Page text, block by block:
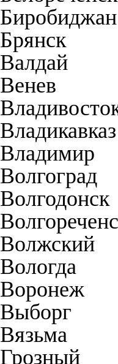
Биробиджан
Брянск
Валдай
Венев
Владикавказ
Владимир
Волгоград
Волгодонск
Волжский
Вологда
Воронеж
Выборг
Вязьма
Грозный